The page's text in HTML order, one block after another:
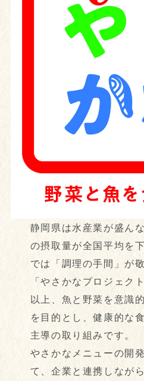
静岡県は水産業が盛ん
の摂取量が全国平均を
では「調理の手間」が
「やさかなプロジェク
以上、魚と野菜を意識
を目的とし、健康的な
主導の取り組みです。
やさかなメニューの開
て、企業と連携しなが